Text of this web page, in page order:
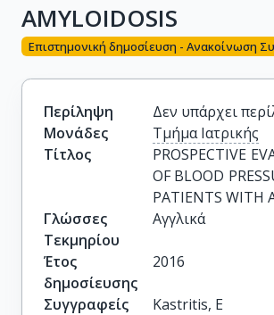
AMYLOIDOSIS
Επιστημονική δημοσίευση - Ανακοίνωση
Περίληψη
Δεν υπάρχει
Μονάδες
Τμήμα Ιατρικής
Τίτλος
PROSPECTIVE
OF BLOOD
PATIENTS WITH
Γλώσσες
Τεκμηρίου
Αγγλικά
Έτος
δημοσίευσης
2016
Συγγραφείς
Kastritis, E